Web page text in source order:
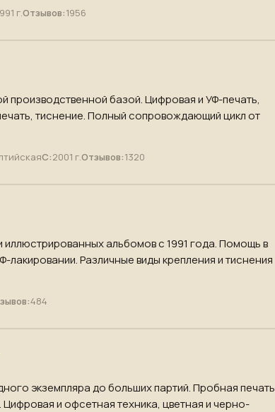
г.Отзывов:1956
производственной базой. Цифровая и УФ-печать,
тиснение. Полный сопровождающий цикл от
С:2001 г.Отзывов:1320
иллюстрированных альбомов с 1991 года. Помощь в
Различные виды крепления и тиснения
484
экземпляра до больших партий. Пробная печать
и офсетная техника, цветная и черно-